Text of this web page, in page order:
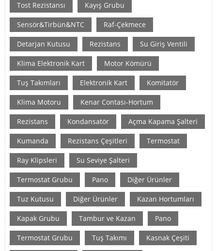
Tost Rezistansı Kayış Grubu
Sensör&Tirbün&NTC Raf-Çekmece
Detarjan Kutusu Rezistans Su Giriş Ventili
Klima Elektronik Kart Motor Kömürü
Tuş Takımları Elektronik Kart Komitatör
Klima Motoru Kenar Contası-Hortum
Rezistans Kondansatör Açma Kapama Şalteri
Kumanda Rezistans Çeşitleri Termostat
Ray Klipsleri Su Seviye Şalteri
Termostat Grubu Pano Diğer Ürünler
Tuz Kutusu Diğer Ürünler Kazan Hortumları
Kapak Grubu Tambur ve Kazan Pano
Termostat Grubu Tuş Takımı Kasnak Çeşiti